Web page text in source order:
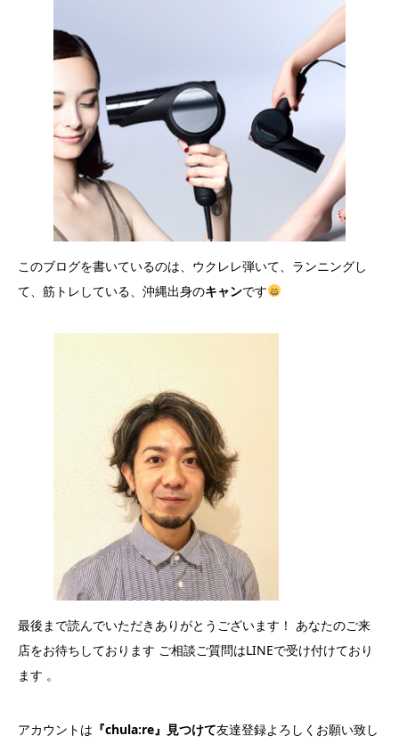
このブログを書いているのは、ウクレレ弾いて、ランニングし
て、筋トレしている、沖縄出身のキャンです
最後まで読んでいただきありがとうございます！ あなたのご来
店をお待ちしております ご相談ご質問はLINEで受け付けており
ます 。
アカウントは 『chula:re』見つけて友達登録よろしくお願い致し